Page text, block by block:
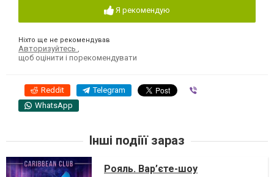
Я рекомендую
Ніхто ще не рекомендував
Авторизуйтесь ,
щоб оцінити і порекомендувати
Reddit Telegram
WhatsApp
Інші подіїї зараз
Рояль. Вар’єте-шоу